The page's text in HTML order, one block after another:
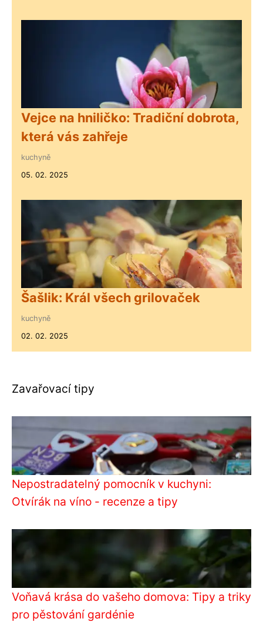
Vejce na hniličko: Tradiční dobrota,
která vás zahřeje
kuchyně
05. 02. 2025
Šašlik: Král všech grilovaček
kuchyně
02. 02. 2025
Zavařovací tipy
Nepostradatelný pomocník v kuchyni:
Otvírák na víno - recenze a tipy
Voňavá krása do vašeho domova: Tipy a triky
pro pěstování gardénie